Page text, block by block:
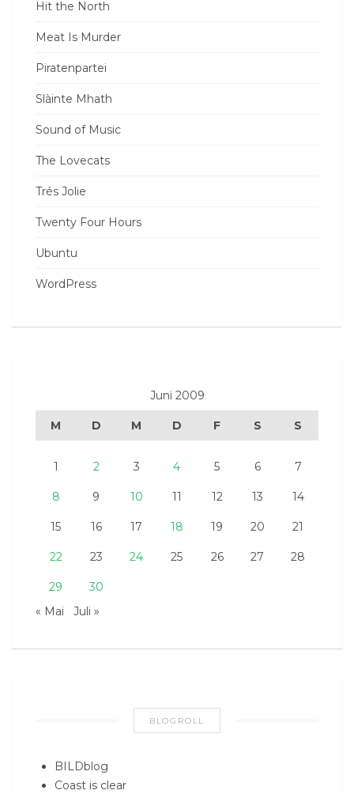
Hit the North
Meat Is Murder
Piratenpartei
Slàinte Mhath
Sound of Music
The Lovecats
Trés Jolie
Twenty Four Hours
Ubuntu
WordPress
Juni 2009
M D M D F S S
1 2 3 4 5 6 7
8 9 10 11 12 13 14
15 16 17 18 19 20 21
22 23 24 25 26 27 28
29
30
« Mai
Juli »
BLOGROLL
BILDblog
Coast is clear